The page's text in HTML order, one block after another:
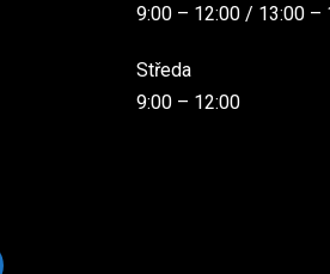
9:00 – 12:00 / 13:00 –
Středa
9:00 – 12:00